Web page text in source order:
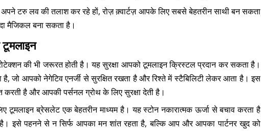
अपने टरु लव की तलाश कर रहे हों, रोज़ क़्वार्टज़ आपके लिए सबसे बेहतरीन साथी बन सकता
मैजिकल बना सकता है।
टूमलाइन
की भी जरूरत होती है। यह सुरक्षा आपको टूमलाइन क्रिस्टल प्रदान कर सकता है।
जो आपको नेगेटिव एनर्जी से सुरक्षित रखता है और रिश्ते में स्टैबिलिटी लेकर आता है। इस
है और आपकी पर्सनल ग्रोथ के लिए सुरक्षा देती है।
टूमलाइन ब्रेसलेट एक बेहतरीन माध्यम है। यह स्टोन नकारात्मक ऊर्जा से बचाव करता है
इसे पहनने से न सिर्फ आपका मन शांत रहता है, बल्कि आप और आपका पार्टनर खुद को